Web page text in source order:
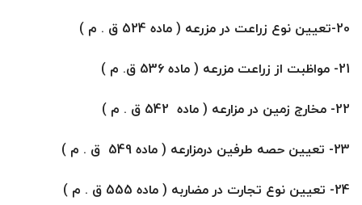
20-تعيين نوع زراعت در مزرعه ( ماده 524 ق . م )
21- مواظبت از زراعت مزرعه ( ماده 536 ق. م )
22- مخارج زمين در مزارعه ( ماده 542 ق . م )
23- تعيين حصه طرفين درمزارعه ( ماده 549 ق . م )
24- تعيين نوع تجارت در مضاربه ( ماده 555 ق . م )